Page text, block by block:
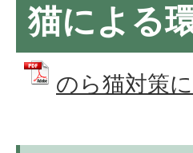
猫による
のら猫対策